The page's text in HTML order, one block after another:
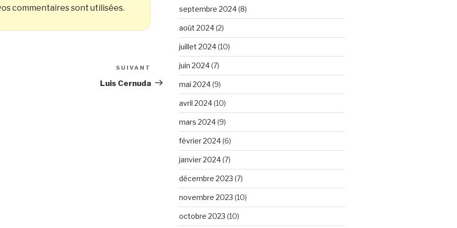
commentaires sont utilisées.
Article
suivant
SUIVANT
Luis Cernuda
septembre 2024(8)
août 2024(2)
juillet 2024(10)
juin 2024(7)
mai 2024(9)
avril 2024(10)
mars 2024(9)
février 2024(6)
janvier 2024(7)
décembre 2023 (7)
novembre 2023 (10)
octobre 2023 (10)